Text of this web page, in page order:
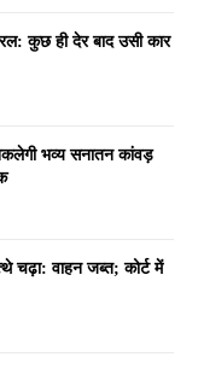
कुछ ही देर बाद उसी कार
भव्य सनातन कांवड़
चढ़ा: वाहन जब्त; कोर्ट में